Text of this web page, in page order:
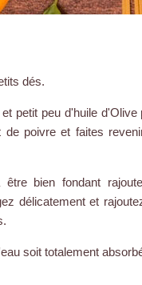
dés.
petit peu d'huile d'Olive
poivre et faites
bien fondant
délicatement et
soit totalement